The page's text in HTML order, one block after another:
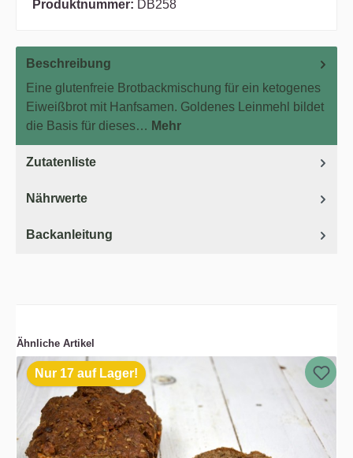
Produktnummer: DB258
Beschreibung
Eine glutenfreie Brotbackmischung für ein ketogenes
Eiweißbrot mit Hanfsamen. Goldenes Leinmehl bildet
die Basis für dieses… Mehr
Zutatenliste
Nährwerte
Backanleitung
Ähnliche Artikel
Nur 17 auf Lager!